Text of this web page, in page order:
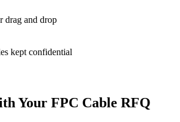
drag and drop
kept confidential
Your FPC Cable RFQ